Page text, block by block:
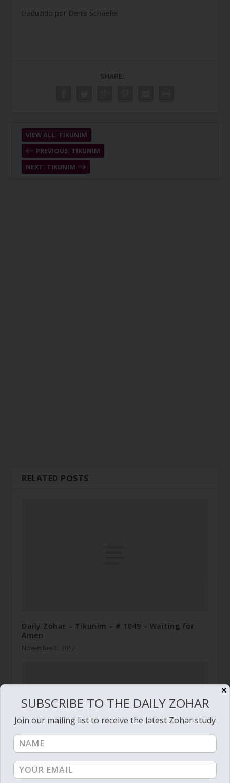
traduzido por Denis Schaefer
SHARE:
PREVIOUS: TIKUNIM
VIEW ALL: TIKUNIM
NEXT: TIKUNIM
RELATED POSTS
Daily Zohar – Tikunim – # 1049 – Waiting for
Amen
November 1, 2012
✕
SUBSCRIBE TO THE DAILY ZOHAR
Join our mailing list to receive the latest Zohar study